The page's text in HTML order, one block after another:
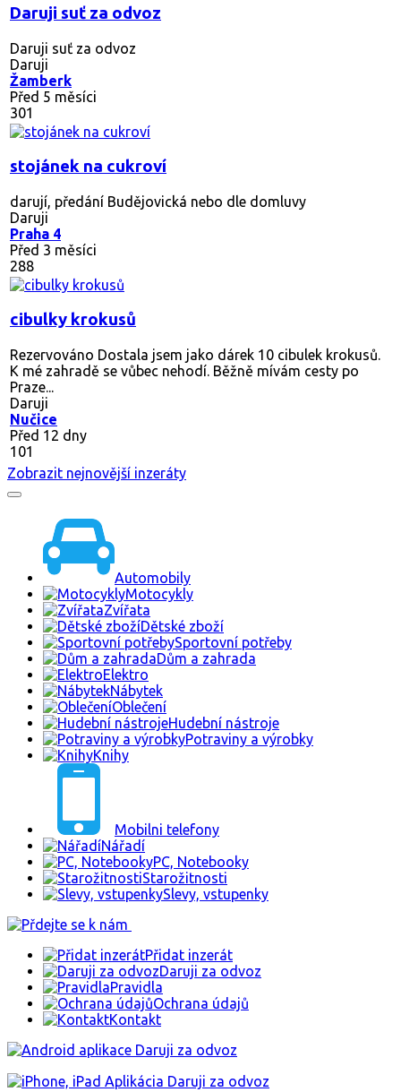
Daruji suť za odvoz
Daruji suť za odvoz
Daruji
Žamberk
Před 5 měsíci
301
stojánek na cukroví
darují, předání Budějovická nebo dle domluvy
Daruji
Praha 4
Před 3 měsíci
288
cibulky krokusů
Rezervováno Dostala jsem jako dárek 10 cibulek krokusů.
K mé zahradě se vůbec nehodí. Běžně mívám cesty po
Praze...
Daruji
Nučice
Před 12 dny
101
Zobrazit nejnovější inzeráty
Automobily
Motocykly
Zvířata
Dětské zboží
Sportovní potřeby
Dům a zahrada
Elektro
Nábytek
Oblečení
Hudební nástroje
Potraviny a výrobky
Knihy
Mobilni telefony
Nářadí
PC, Notebooky
Starožitnosti
Slevy, vstupenky
Přidat inzerát
Daruji za odvoz
Pravidla
Ochrana údajů
Kontakt